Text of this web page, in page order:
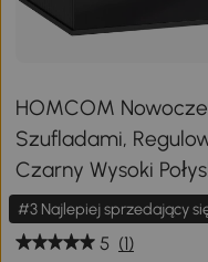
HOMCOM
Szufladami,
Czarny Wysoki
#3 Najlepiej sprzedający
5 (1)